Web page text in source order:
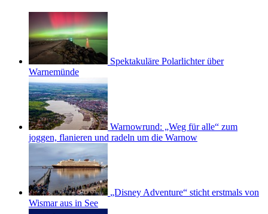
Spektakuläre Polarlichter über
Warnemünde
Warnowrund: „Weg für alle“ zum
joggen, flanieren und radeln um die Warnow
„Disney Adventure“ sticht erstmals von
Wismar aus in See